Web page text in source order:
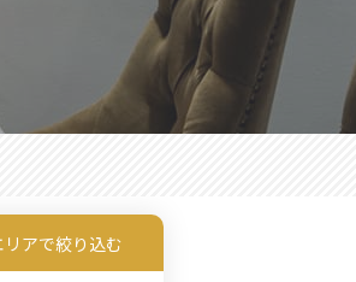
リアで絞り込む